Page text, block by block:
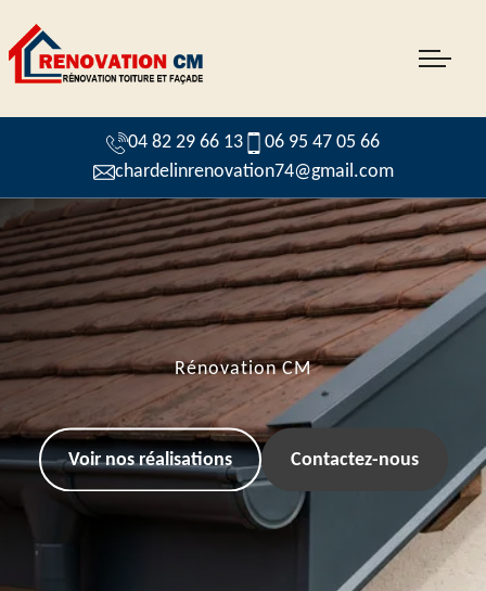
04 82 29 66 13
06 95 47 05 66
chardelinrenovation74@gmail.com
Rénovation CM
Voir nos réalisations Contactez-nous